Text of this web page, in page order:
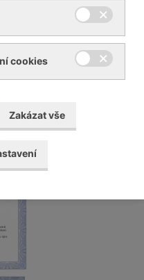
cookies
Zakázat vše